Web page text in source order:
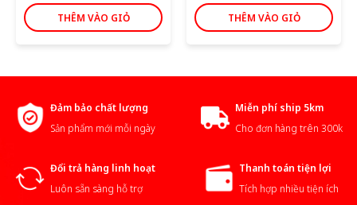
THÊM VÀO GIỎ THÊM VÀO GIỎ
Đảm bảo chất lượng
Sản phẩm mới mỗi ngày
Miễn phí ship 5km
Cho đơn hàng trên 300k
Đổi trả hàng linh hoạt
Luôn sẵn sàng hỗ trợ
Thanh toán tiện lợi
Tích hợp nhiều tiện ích